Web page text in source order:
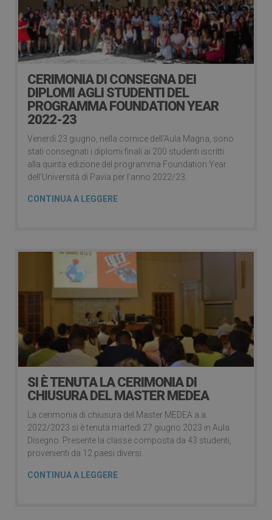
CERIMONIA DI CONSEGNA DEI
DIPLOMI AGLI STUDENTI DEL
PROGRAMMA FOUNDATION YEAR
2022-23
Venerdì 23 giugno, nella cornice dell’Aula Magna, sono
stati consegnati i diplomi finali ai 200 studenti iscritti
alla quinta edizione del programma Foundation Year
dell’Università di Pavia per l’anno 2022/23.
CONTINUA A LEGGERE
SI È TENUTA LA CERIMONIA DI
CHIUSURA DEL MASTER MEDEA
La cerimonia di chiusura del Master MEDEA a.a.
2022/2023 si è tenuta martedì 27 giugno 2023 in Aula
Disegno. Presente la classe composta da 43 studenti,
provenienti da 12 paesi diversi.
CONTINUA A LEGGERE